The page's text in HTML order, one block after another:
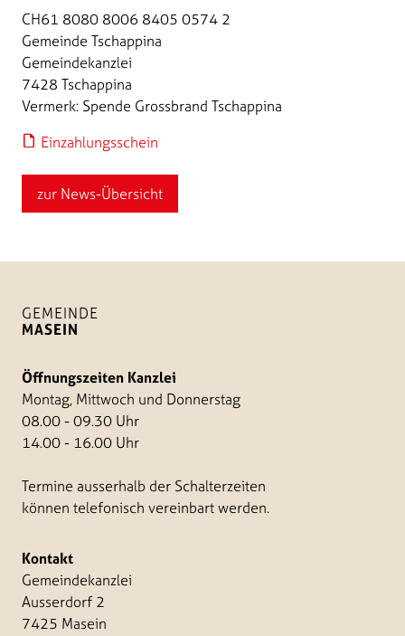
CH61 8080 8006 8405 0574 2
Gemeinde Tschappina
Gemeindekanzlei
7428 Tschappina
Vermerk: Spende Grossbrand Tschappina
Einzahlungsschein
zur News-Übersicht
GEMEINDE
MASEIN
Öffnungszeiten Kanzlei
Montag, Mittwoch und Donnerstag
08.00 - 09.30 Uhr
14.00 - 16.00 Uhr
Termine ausserhalb der Schalterzeiten
können telefonisch vereinbart werden.
Kontakt
Gemeindekanzlei
Ausserdorf 2
7425 Masein